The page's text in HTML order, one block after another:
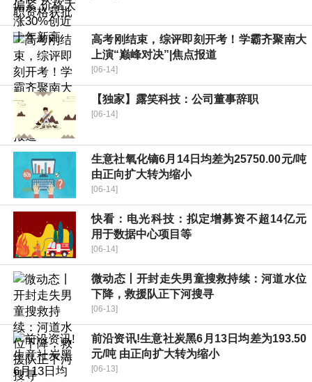
高考刚结束，综评即刻开考！学霸齐聚南大
上演“巅峰对决”|焦点报道
[06-14]
【独家】露笑科技：公司董事辞职
[06-14]
生意社氧化镝6月14日均差为25750.00元/吨
由正向扩大转为缩小
[06-14]
快看：电光科技：拟定增募资不超14亿元
用于数据中心项目等
[06-14]
微动态丨开封走失男童搜救持续：河道水位
下降，救援队正下河搜寻
[06-13]
前沿资讯!生意社炭黑6月13日均差为193.50
元/吨 由正向扩大转为缩小
[06-13]